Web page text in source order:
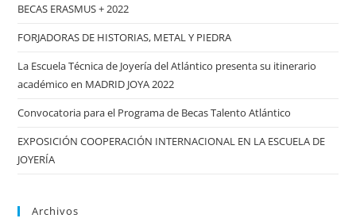
BECAS ERASMUS + 2022
FORJADORAS DE HISTORIAS, METAL Y PIEDRA
La Escuela Técnica de Joyería del Atlántico presenta su itinerario
académico en MADRID JOYA 2022
Convocatoria para el Programa de Becas Talento Atlántico
EXPOSICIÓN COOPERACIÓN INTERNACIONAL EN LA ESCUELA DE
JOYERÍA
Archivos